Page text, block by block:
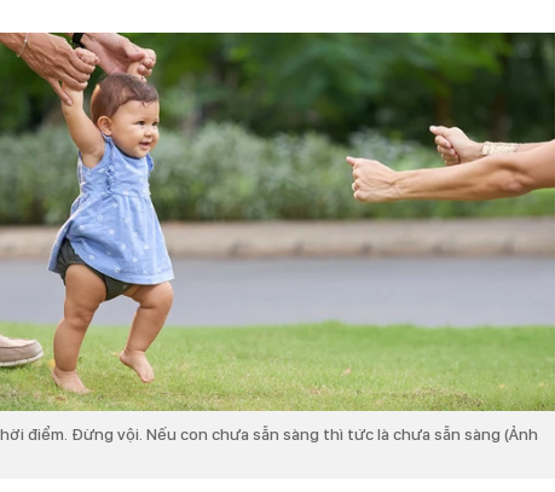
điểm. Đừng vội. Nếu con chưa sẵn sàng thì tức là chưa sẵn sàng (Ảnh